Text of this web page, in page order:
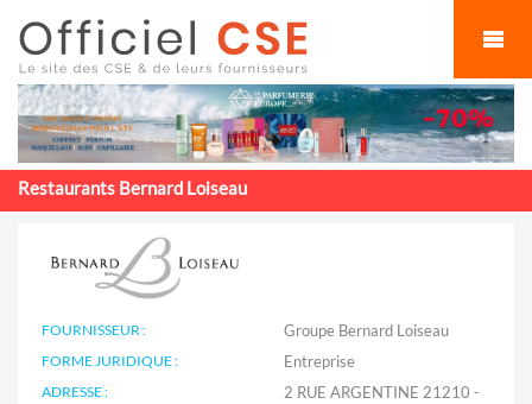
Restaurants Bernard Loiseau
FOURNISSEUR : Groupe Bernard Loiseau
FORME JURIDIQUE : Entreprise
ADRESSE :
2 RUE ARGENTINE 21210 -